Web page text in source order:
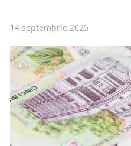
14 septembrie 2025